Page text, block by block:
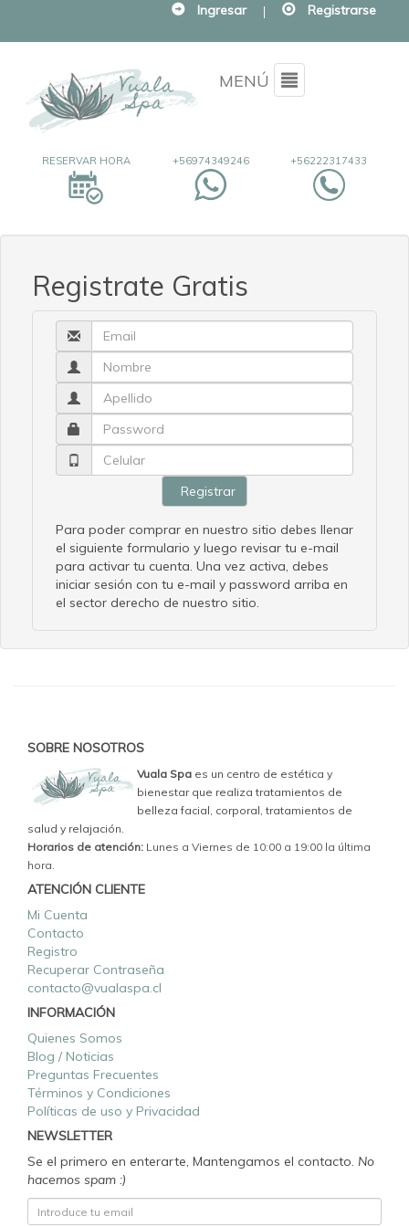
Ingresar | Registrarse
MENÚ Menu
+56222317433
+56974349246
RESERVAR HORA
Registrate Gratis
Registrar
Para poder comprar en nuestro sitio debes llenar
el siguiente formulario y luego revisar tu e-mail
para activar tu cuenta. Una vez activa, debes
iniciar sesión con tu e-mail y password arriba en
el sector derecho de nuestro sitio.
SOBRE NOSOTROS
Vuala Spa es un centro de estética y
bienestar que realiza tratamientos de
belleza facial, corporal, tratamientos de
salud y relajación.
Horarios de atención: Lunes a Viernes de 10:00 a 19:00 la última
hora.
ATENCIÓN CLIENTE
Mi Cuenta
Contacto
Registro
Recuperar Contraseña
contacto@vualaspa.cl
INFORMACIÓN
Quienes Somos
Blog / Noticias
Preguntas Frecuentes
Términos y Condiciones
Políticas de uso y Privacidad
NEWSLETTER
Se el primero en enterarte, Mantengamos el contacto. No
hacemos spam :)